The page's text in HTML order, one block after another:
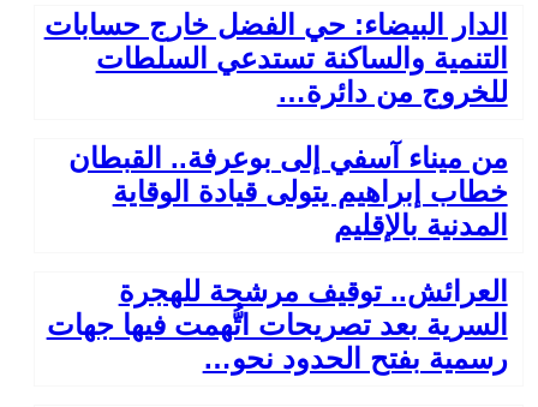
الدار البيضاء: حي الفضل خارج حسابات
التنمية والساكنة تستدعي السلطات
للخروج من دائرة…
من ميناء آسفي إلى بوعرفة.. القبطان
خطاب إبراهيم يتولى قيادة الوقاية
المدنية بالإقليم
العرائش.. توقيف مرشحة للهجرة
السرية بعد تصريحات اتُّهمت فيها جهات
رسمية بفتح الحدود نحو…